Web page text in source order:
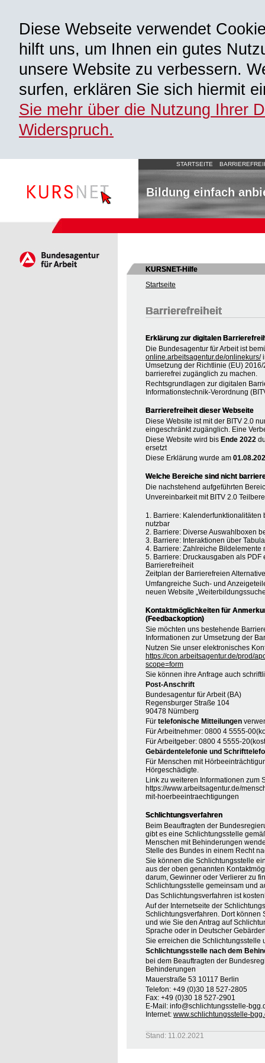
Diese Webseite verwendet
hilft uns, um Ihnen ein gutes
unsere Website zu verbessern.
surfen, erklären Sie sich hiermit
Sie mehr über die Nutzung Ihrer
Widerspruch.
STARTSEITE
Bildung einfach
KURSNET-Hilfe
Startseite
Barrierefreiheit
Erklärung zur digitalen
Die Bundesagentur für Arbeit ist
online.arbeitsagentur.de/onlinekurs/
Umsetzung der Richtlinie (EU)
barrierefrei zugänglich zu machen.
Rechtsgrundlagen zur digitalen
Informationstechnik-Verordnung
Barrierefreiheit dieser Webseite
Diese Website ist mit der BITV 2.0
eingeschränkt zugänglich. Eine
Diese Website wird bis Ende 2022
ersetzt
Diese Erklärung wurde am
Welche Bereiche sind nicht
Die nachstehend aufgeführten
Unvereinbarkeit mit BITV 2.0
1. Barriere:
nutzbar
2. Barriere: Diverse Auswahlboxen
3. Barriere: Interaktionen über
4. Barriere: Zahlreiche
5. Barriere: Druckausgaben als
Barrierefreiheit
Zeitplan der Barrierefreien
Umfangreiche Such- und
neuen Website
Kontaktmöglichkeiten für
(Feedbackoption)
Sie möchten uns bestehende
Informationen zur Umsetzung der
Nutzen Sie unser elektronisches
https://con.arbeitsagentur.de/prod/
scope=form
Sie können ihre Anfrage auch
Post-Anschrift
Bundesagentur für Arbeit (BA)
Regensburger Straße 104
90478 Nürnberg
Für telefonische Mitteilungen
Für Arbeitnehmer: 0800 4 5555-
Für Arbeitgeber: 0800 4 5555-
Gebärdentelefonie und
Für Menschen mit
Hörgeschädigte.
Link zu weiteren Informationen zum
https://www.arbeitsagentur.de/
mit-hoerbeeintraechtigungen
Schlichtungsverfahren
Beim Beauftragten der
gibt es eine Schlichtungsstelle
Menschen mit Behinderungen
Stelle des Bundes in einem Recht
Sie können die Schlichtungsstelle
aus der oben genannten
darum, Gewinner oder Verlierer zu
Schlichtungsstelle gemeinsam und
Das Schlichtungsverfahren ist
Auf der Internetseite der
Schlichtungsverfahren. Dort können
und wie Sie den Antrag auf
Sprache oder in Deutscher
Sie erreichen die Schlichtungsstelle
Schlichtungsstelle nach dem
bei dem Beauftragten der
Behinderungen
Mauerstraße 53 10117 Berlin
Telefon: +49 (0)30 18 527-2805
Fax: +49 (0)30 18 527-2901
E-Mail: info@schlichtungsstelle-
Internet: www.schlichtungsstelle-
Stand: 11.02.2021